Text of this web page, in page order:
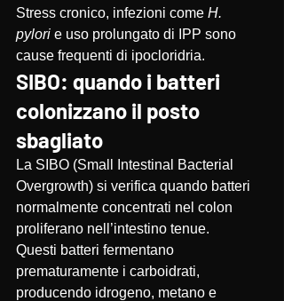
Stress cronico, infezioni come H.
pylori e uso prolungato di IPP sono
cause frequenti di ipocloridria.
SIBO: quando i batteri
colonizzano il posto
sbagliato
La SIBO (Small Intestinal Bacterial
Overgrowth) si verifica quando batteri
normalmente concentrati nel colon
proliferano nell’intestino tenue.
Questi batteri fermentano
prematuramente i carboidrati,
producendo idrogeno, metano e